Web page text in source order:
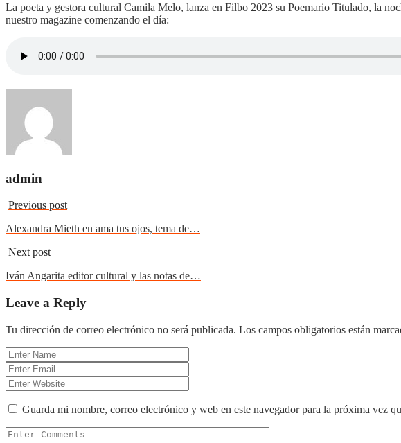
La poeta y gestora cultural Camila Melo, lanza en Filbo 2023 su Poemario Titulado, la
nuestro magazine comenzando el día:
admin
Previous post
Alexandra Mieth en ama tus ojos, tema de…
Next post
Iván Angarita editor cultural y las notas de…
Leave a Reply
Tu dirección de correo electrónico no será publicada. Los campos obligatorios están
Guarda mi nombre, correo electrónico y web en este navegador para la próxima vez